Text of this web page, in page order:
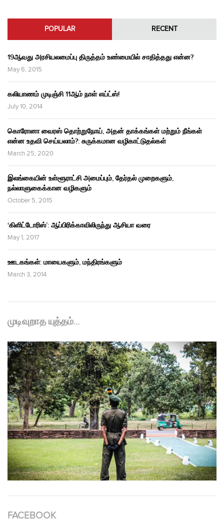
POPULAR RECENT
19ஆவது அரசியலமைப்பு திருத்தம் உண்மையில் சாதித்தது என்ன?
May 6, 2015
கலியாணம் முடிஞ்சி 11ஆம் நாள் எய்ட்ஸ்!
July 10, 2014
கொரோனா வைரஸ் தொற்றுநோய், அதன் தாக்கங்கள் மற்றும் நீங்கள்
என்ன உதவி செய்யலாம்?: சுருக்கமான வழிகாட்டுதல்கள்
March 25, 2020
இலங்கையின் உள்ளூராட்சி அமைப்பும், தேர்தல் முறைகளும்,
நல்லாளுகைக்கான வழிகளும்
October 5, 2015
‘கிளிட்டோரிஸ்’: ஆப்பிரிக்காவிலிருந்து ஆசியா வரை
May 1, 2017
ஊடகங்கள்: மாயைகளும், மந்திரங்களும்
March 3, 2014
முடிவுறாத யுத்தம்…
FACEBOOK